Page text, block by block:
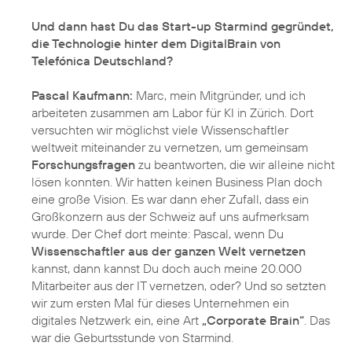
Und dann hast Du das Start-up Starmind gegründet,
die Technologie hinter dem DigitalBrain von
Telefónica Deutschland?
Pascal Kaufmann: Marc, mein Mitgründer, und ich
arbeiteten zusammen am Labor für KI in Zürich. Dort
versuchten wir möglichst viele Wissenschaftler
weltweit miteinander zu vernetzen, um gemeinsam
Forschungsfragen zu beantworten, die wir alleine nicht
lösen konnten. Wir hatten keinen Business Plan doch
eine große Vision. Es war dann eher Zufall, dass ein
Großkonzern aus der Schweiz auf uns aufmerksam
wurde. Der Chef dort meinte: Pascal, wenn Du
Wissenschaftler aus der ganzen Welt vernetzen
kannst, dann kannst Du doch auch meine 20.000
Mitarbeiter aus der IT vernetzen, oder? Und so setzten
wir zum ersten Mal für dieses Unternehmen ein
digitales Netzwerk ein, eine Art „Corporate Brain“ . Das
war die Geburtsstunde von Starmind.